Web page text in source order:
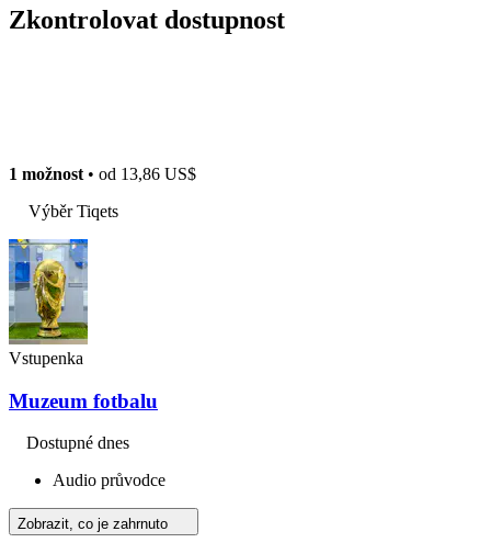
Zkontrolovat dostupnost
1 možnost • od 13,86 US$
Výběr Tiqets
Vstupenka
Muzeum fotbalu
Dostupné dnes
Audio průvodce
Zobrazit, co je zahrnuto